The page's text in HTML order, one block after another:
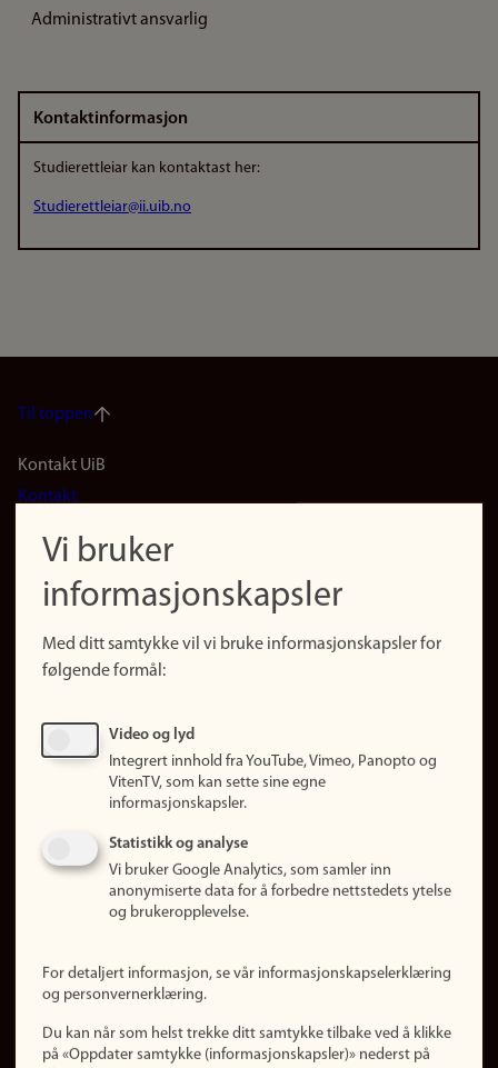
Administrativt ansvarlig
Kontaktinformasjon
Studierettleiar kan kontaktast her:
Studierettleiar@ii.uib.no
Til toppen
Footer
(no)
Kontakt UiB
Kontakt
Finn forsker
Presse
Finn studier
Ledige stillinger
Om nettstedet
Informasjonskapsler
Personvern
Vi bruker
informasjonskapsler
Med ditt samtykke vil vi bruke informasjonskapsler for
følgende formål:
Video og lyd
Integrert innhold fra YouTube, Vimeo, Panopto og
VitenTV, som kan sette sine egne
informasjonskapsler.
Statistikk og analyse
Vi bruker Google Analytics, som samler inn
anonymiserte data for å forbedre nettstedets ytelse
og brukeropplevelse.
For detaljert informasjon, se vår informasjonskapselerklæring
og personvernerklæring.
Du kan når som helst trekke ditt samtykke tilbake ved å klikke
på «Oppdater samtykke (informasjonskapsler)» nederst på